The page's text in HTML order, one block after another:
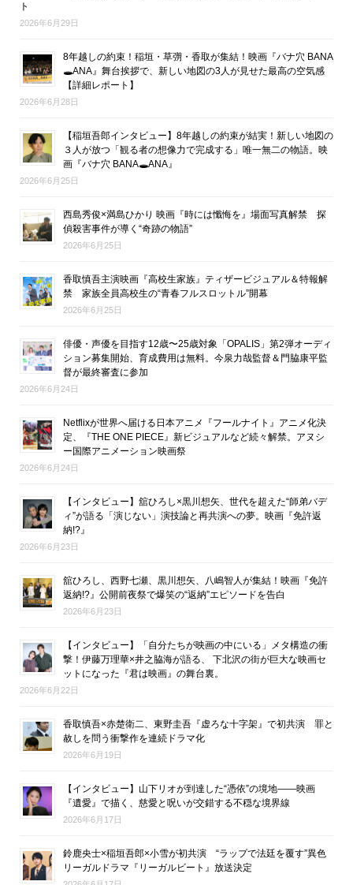
ト
2026年6月29日
8年越しの約束！稲垣・草彅・香取が集結！映画『バナ穴 BANA
🕳ANA』舞台挨拶で、新しい地図の3人が見せた最高の空気感
【詳細レポート】
2026年6月28日
【稲垣吾郎インタビュー】8年越しの約束が結実！新しい地図の
３人が放つ「観る者の想像力で完成する」唯一無二の物語。映
画『バナ穴 BANA🕳ANA』
2026年6月25日
西島秀俊×満島ひかり 映画『時には懺悔を』場面写真解禁 探
偵殺害事件が導く“奇跡の物語”
2026年6月25日
香取慎吾主演映画『高校生家族』ティザービジュアル＆特報解
禁 家族全員高校生の“青春フルスロットル”開幕
2026年6月25日
俳優・声優を目指す12歳〜25歳対象「OPALIS」第2弾オーディ
ション募集開始、育成費用は無料。今泉力哉監督＆門脇康平監
督が最終審査に参加
2026年6月24日
Netflixが世界へ届ける日本アニメ『フールナイト』アニメ化決
定、『THE ONE PIECE』新ビジュアルなど続々解禁。アヌシ
ー国際アニメーション映画祭
2026年6月24日
【インタビュー】舘ひろし×黒川想矢、世代を超えた“師弟バデ
ィ”が語る「演じない」演技論と再共演への夢。映画『免許返
納!?』
2026年6月23日
舘ひろし、西野七瀬、黒川想矢、八嶋智人が集結！映画『免許
返納!?』公開前夜祭で爆笑の“返納”エピソードを告白
2026年6月23日
【インタビュー】「自分たちが映画の中にいる」メタ構造の衝
撃！伊藤万理華×井之脇海が語る、 下北沢の街が巨大な映画セ
ットになった『君は映画』の舞台裏。
2026年6月22日
香取慎吾×赤楚衛二、東野圭吾『虚ろな十字架』で初共演 罪と
赦しを問う衝撃作を連続ドラマ化
2026年6月19日
【インタビュー】山下リオが到達した“憑依”の境地――映画
『遺愛』で描く、慈愛と呪いが交錯する不穏な境界線
2026年6月17日
鈴鹿央士×稲垣吾郎×小雪が初共演 “ラップで法廷を覆す”異色
リーガルドラマ『リーガルビート』放送決定